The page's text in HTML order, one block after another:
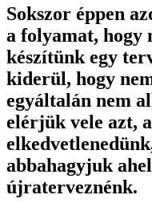
Sokszor éppen
a folyamat, hogy
készítünk egy
kiderül, hogy
egyáltalán nem
elérjük vele azt,
abbahagyjuk
újraterveznénk.